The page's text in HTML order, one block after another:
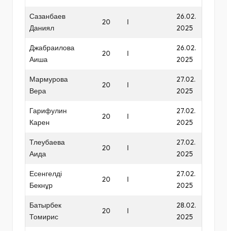
Сазанбаев
Даниял
20 I
26.02.
2025
Джабраилова
Аиша
20 I
26.02.
2025
Мармурова
Вера
20 I
27.02.
2025
Гарифулин
Карен
20 I
27.02.
2025
Тлеубаева
Аида
20 I
27.02.
2025
Есенгелді
Бекнұр
20 I
27.02.
2025
Батырбек
Томирис
20 I
28.02.
2025